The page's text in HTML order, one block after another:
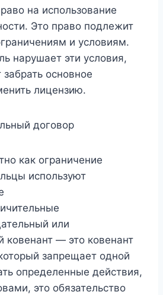
на использование
Это право подлежит
и условиям.
нарушает эти условия,
основное
лицензию.
договор
как ограничение
используют
или
ковенант — это ковенант
запрещает одной
определенные действия,
это обязательство